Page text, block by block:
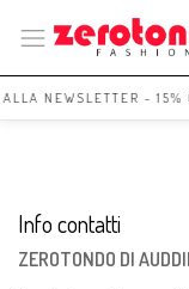
NEWSLETTER -
Info contatti
ZEROTONDO DI